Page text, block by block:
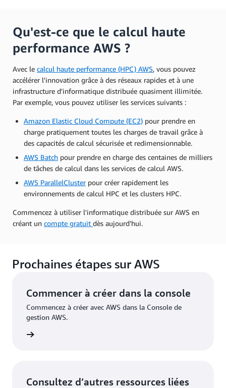
Qu'est-ce que le calcul haute
performance AWS ?
Avec le calcul haute performance (HPC) AWS, vous pouvez
accélérer l'innovation grâce à des réseaux rapides et à une
infrastructure d'informatique distribuée quasiment illimitée.
Par exemple, vous pouvez utiliser les services suivants :
Amazon Elastic Cloud Compute (EC2) pour prendre en
charge pratiquement toutes les charges de travail grâce à
des capacités de calcul sécurisée et redimensionnable.
AWS Batch pour prendre en charge des centaines de milliers
de tâches de calcul dans les services de calcul AWS.
AWS ParallelClusterpour créer rapidement les
environnements de calcul HPC et les clusters HPC.
Commencez à utiliser l'informatique distribuée sur AWS en
créant un compte gratuit dès aujourd'hui.
Prochaines étapes sur AWS
Commencer à créer dans la console
Commencez à créer avec AWS dans la Console de
gestion AWS.
Consultez d’autres ressources liées